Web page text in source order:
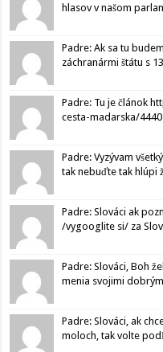
hlasov v našom
Padre: Ak sa tu
záchranármi štátu s
Padre: Tu je článok
cesta-madarska/
Padre: Vyzývam
tak nebuďte tak hlúpi
Padre: Slováci ak
/vygooglite si/ za
Padre: Slováci, Boh
menia svojimi
Padre: Slováci, ak
moloch, tak volte